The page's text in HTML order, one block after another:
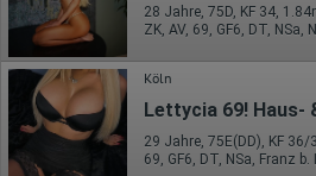
Datum und Uhrzeit des Besuchs
Gerätetyp
Geografischer Standort
IP-Adresse
Mausbewegungen
Besuchte Seiten
Referrer URL
Bildschirmauflösung
Eindeutige Gerätekennung
28 Jahre, 75D, KF 34,
ZK, AV, 69, GF6, DT, NSa,
Köln
Lettycia 69! Haus-
69, GF6, DT, NSa, Franz